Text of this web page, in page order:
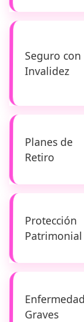
Seguro con
Invalidez
Planes de
Retiro
Protección
Patrimonial
Graves